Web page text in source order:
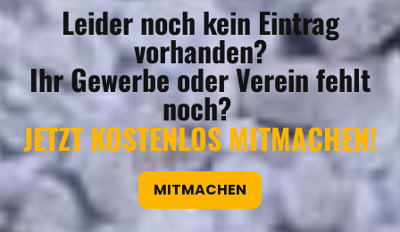
Leider noch kein Eintrag
vorhanden?
Ihr Gewerbe oder Verein fehlt
noch?
JETZT KOSTENLOS MITMACHEN!
MITMACHEN